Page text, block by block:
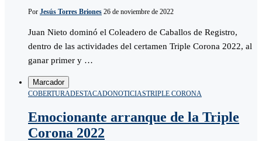
Por Jesús Torres Briones 26 de noviembre de 2022
Juan Nieto dominó el Coleadero de Caballos de Registro,
dentro de las actividades del certamen Triple Corona 2022, al
ganar primer y …
Marcador
COBERTURADESTACADONOTICIASTRIPLE CORONA
Emocionante arranque de la Triple
Corona 2022